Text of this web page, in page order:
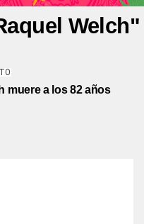
Welch"
muere a los 82 años